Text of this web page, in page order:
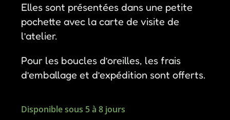
Elles sont présentées dans une petite
pochette avec la carte de visite de
l’atelier.
Pour les boucles d’oreilles, les frais
d’emballage et d’expédition sont offerts.
Disponible sous 5 à 8 jours